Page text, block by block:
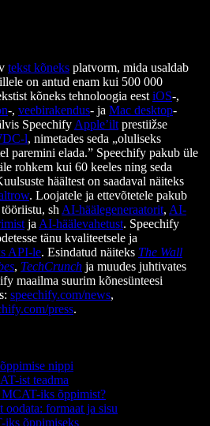
tekst kõneks platvorm, mida usaldab
on antud enam kui 500 000
kõneks tehnoloogia eest iOS-,
-, veebirakendus- ja Mac desktop-
Speechify Apple’ilt prestiižse
l, nimetades seda „oluliseks
paremini elada.” Speechify pakub üle
rohkem kui 60 keeles ning seda
häältest on saadaval näiteks
. Loojatele ja ettevõtetele pakub
sh AI-häälegeneraatorit, AI-
ja AI-häälevahetust. Speechify
tänu kvaliteetsele ja
API-le. Esindatud näiteks The Wall
, TechCrunch ja muudes juhtivates
maailma suurim kõnesünteesi
speechify.com/news,
press.
nippi
ist teadma
iks õppimist?
formaat ja sisu
iks õppimiseks